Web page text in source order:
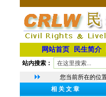
网站首页 民生简介
站内搜索：
您当前所在的位
相 关 文 章